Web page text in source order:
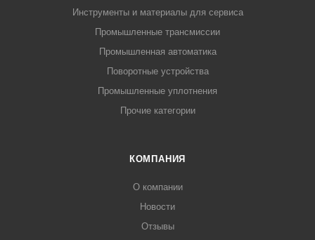
Инструменты и материалы для сервиса
Промышленные трансмиссии
Промышленная автоматика
Поворотные устройства
Промышленные уплотнения
Прочие категории
КОМПАНИЯ
О компании
Новости
Отзывы